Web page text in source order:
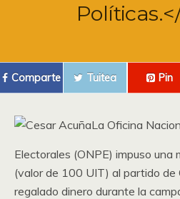
Comparte Tuitea Pin
La Oficina
Electorales (ONPE) impuso
(valor de 100 UIT) al partido de
regalado dinero durante la